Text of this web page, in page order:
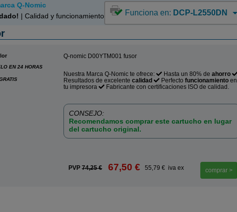
Q-Nomic
| Calidad y funcionamiento | Garantía 100%
Funciona en: DCP-L2550DN
EN 24 HORAS
Q-nomic D00YTM001 fusor
Nuestra Marca Q-Nomic te ofrece: Hasta un 80% de ahorro
Resultados de excelente calidad Perfecto funcionamiento en
tu impresora
Fabricante con certificaciones ISO de calidad.
CONSEJO:
Recomendamos comprar este cartucho en lugar
del cartucho original.
PVP 74,25 € 67,50 € 55,79 € iva ex comprar >